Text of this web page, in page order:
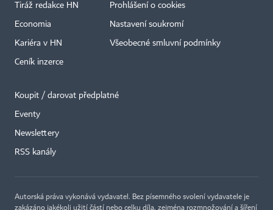
Tiráž redakce HN
Economia
Kariéra v HN
Ceník inzerce
Prohlášení o cookies
Nastavení soukromí
Všeobecné smluvní podmínky
Koupit / darovat předplatné
Eventy
Newslettery
RSS kanály
Autorská práva vykonává vydavatel. Bez písemného svolení vydavatele je
zakázáno jakékoli užití částí nebo celku díla, zejména rozmnožování a šíření